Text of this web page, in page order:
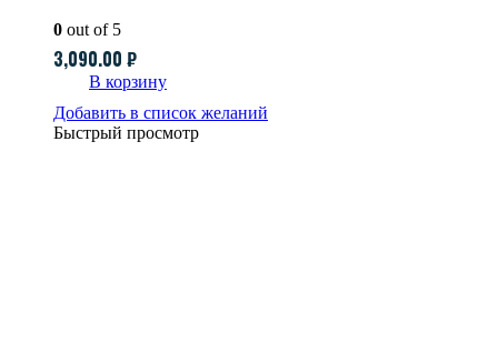
0 out of 5
3,090.00 ₽
В корзину
Добавить в список желаний
Быстрый просмотр